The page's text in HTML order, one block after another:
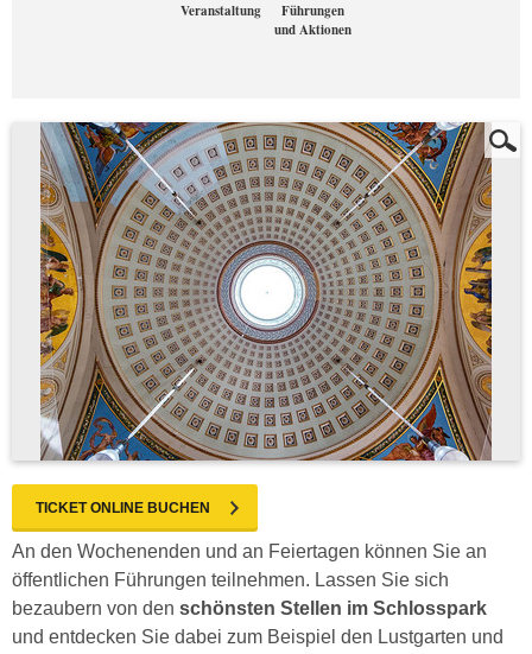
Veranstaltung
Führungen
und Aktionen
TICKET ONLINE BUCHEN
An den Wochenenden und an Feiertagen können Sie an
öffentlichen Führungen teilnehmen. Lassen Sie sich
bezaubern von den schönsten Stellen im Schlosspark
und entdecken Sie dabei zum Beispiel den Lustgarten und